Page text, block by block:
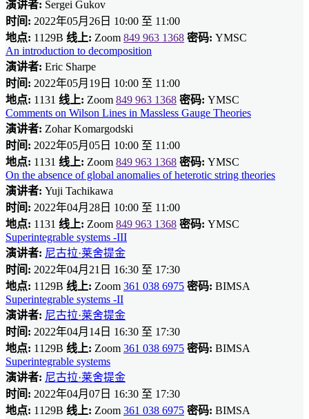
演讲者: Sergei Gukov
时间: 2022年05月26日 10:00 至 11:00
地点: 1129B 线上: Zoom 849 963 1368 密码: YMSC
An introduction to decomposition
演讲者: Eric Sharpe
时间: 2022年05月19日 10:00 至 11:00
地点: 1131 线上: Zoom 849 963 1368 密码: YMSC
Comments on Wilson Lines in Massless Gauge Theories
演讲者: Zohar Komargodski
时间: 2022年05月05日 10:00 至 11:00
地点: 1131 线上: Zoom 849 963 1368 密码: YMSC
On the absence of global anomalies of heterotic string theories
演讲者: Yuji Tachikawa
时间: 2022年04月28日 10:00 至 11:00
地点: 1131 线上: Zoom 849 963 1368 密码: YMSC
Superintegrable systems -III
演讲者: 尼古拉·莱舍提金
时间: 2022年04月21日 16:30 至 17:30
地点: 1129B 线上: Zoom 361 038 6975 密码: BIMSA
Superintegrable systems -II
演讲者: 尼古拉·莱舍提金
时间: 2022年04月14日 16:30 至 17:30
地点: 1129B 线上: Zoom 361 038 6975 密码: BIMSA
Superintegrable systems
演讲者: 尼古拉·莱舍提金
时间: 2022年04月07日 16:30 至 17:30
地点: 1129B 线上: Zoom 361 038 6975 密码: BIMSA